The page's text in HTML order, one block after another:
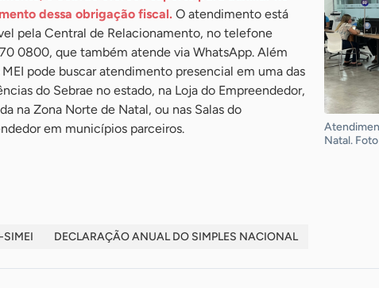
Natal.
dessa obrigação fiscal. O atendimento está
pela Central de Relacionamento, no telefone
0800, que também atende via WhatsApp. Além
MEI pode buscar atendimento presencial em uma das
do Sebrae no estado, na Loja do Empreendedor,
na Zona Norte de Natal, ou nas Salas do
em municípios parceiros.
DECLARAÇÃO ANUAL DO SIMPLES NACIONAL